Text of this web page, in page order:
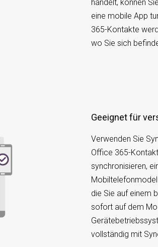
handelt, können
eine mobile App
365-Kontakte
wo Sie sich
Geeignet für
Verwenden Sie
Office 365-
synchronisieren,
die Sie auf einem
sofort auf dem
vollständig mit